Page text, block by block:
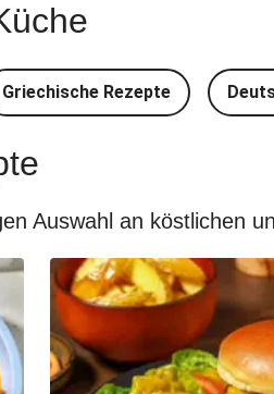
Griechische Rezepte
Auswahl an köstlichen